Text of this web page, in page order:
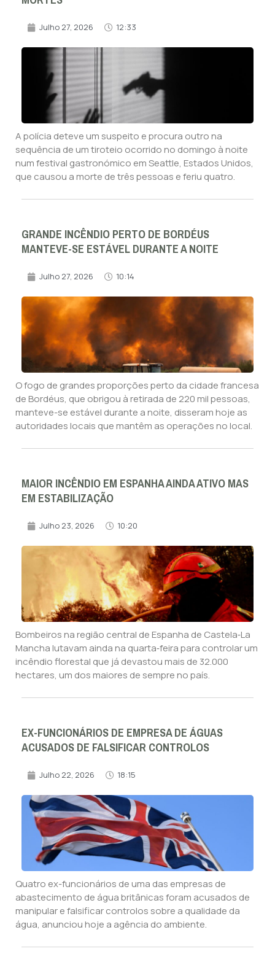
Julho 27, 2026 12:33
A polícia deteve um suspeito e procura outro na
sequência de um tiroteio ocorrido no domingo à noite
num festival gastronómico em Seattle, Estados Unidos,
que causou a morte de três pessoas e feriu quatro.
GRANDE INCÊNDIO PERTO DE BORDÉUS
MANTEVE-SE ESTÁVEL DURANTE A NOITE
Julho 27, 2026 10:14
O fogo de grandes proporções perto da cidade francesa
de Bordéus, que obrigou à retirada de 220 mil pessoas,
manteve-se estável durante a noite, disseram hoje as
autoridades locais que mantêm as operações no local.
MAIOR INCÊNDIO EM ESPANHA AINDA ATIVO MAS
EM ESTABILIZAÇÃO
Julho 23, 2026 10:20
Bombeiros na região central de Espanha de Castela‑La
Mancha lutavam ainda na quarta‑feira para controlar um
incêndio florestal que já devastou mais de 32.000
hectares, um dos maiores de sempre no país.
EX-FUNCIONÁRIOS DE EMPRESA DE ÁGUAS
ACUSADOS DE FALSIFICAR CONTROLOS
Julho 22, 2026 18:15
Quatro ex-funcionários de uma das empresas de
abastecimento de água britânicas foram acusados de
manipular e falsificar controlos sobre a qualidade da
água, anunciou hoje a agência do ambiente.